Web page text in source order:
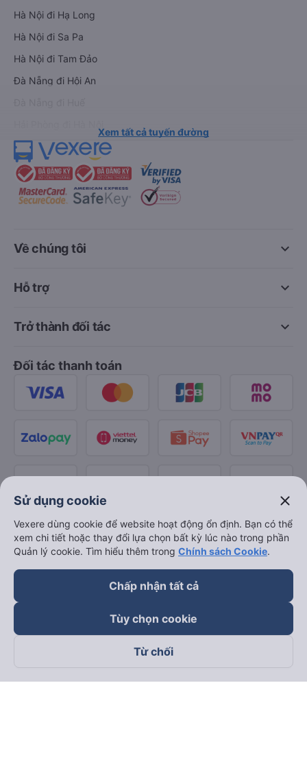
Hà Nội đi Hạ Long
Hà Nội đi Sa Pa
Hà Nội đi Tam Đảo
Đà Nẵng đi Hội An
Xem tất cả tuyến đường
keyboard_arrow_down
Về chúng tôi
keyboard_arrow_down
Hỗ trợ
keyboard_arrow_down
Trở thành đối tác
Đối tác thanh toán
Theo dõi chúng tôi trên
Sử dụng cookie close
Vexere dùng cookie để website hoạt động ổn định. Bạn có thể
xem chi tiết hoặc thay đổi lựa chọn bất kỳ lúc nào trong phần
Quản lý cookie. Tìm hiểu thêm trong Chính sách Cookie.
Chấp nhận tất cả
Tùy chọn cookie
Từ chối